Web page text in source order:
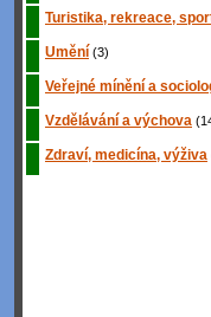
Turistika, rekreace,
Umění (3)
Veřejné mínění a
Vzdělávání a výchova
Zdraví, medicína, výživa